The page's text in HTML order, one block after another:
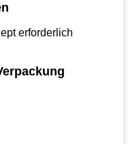
erforderlich